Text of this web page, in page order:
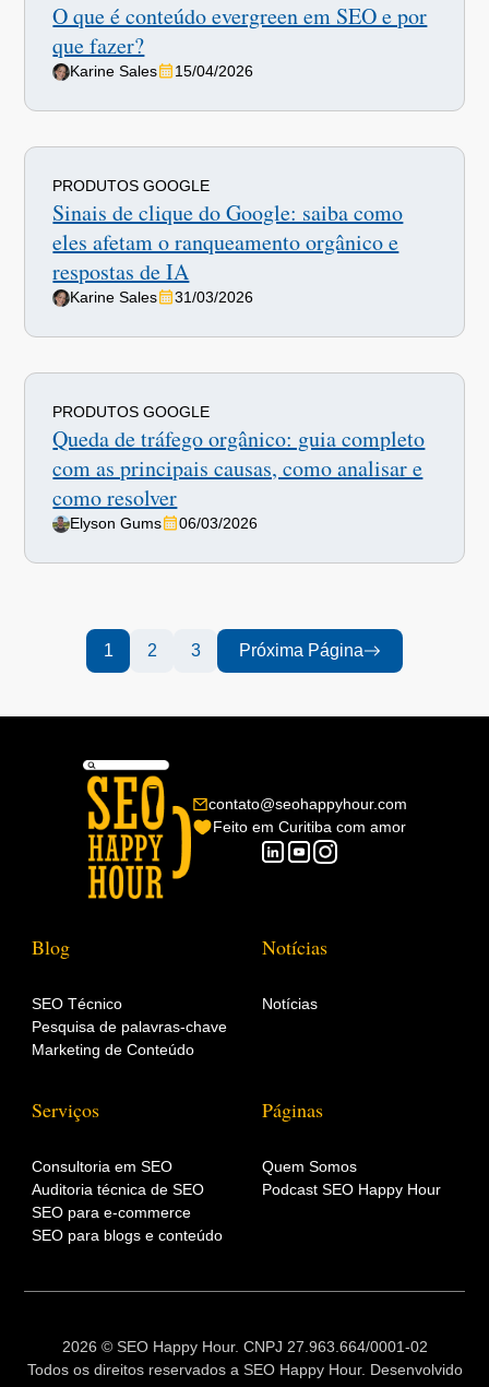
O que é conteúdo evergreen em SEO e por
que fazer?
Karine Sales 15/04/2026
PRODUTOS GOOGLE
Sinais de clique do Google: saiba como
eles afetam o ranqueamento orgânico e
respostas de IA
Karine Sales 31/03/2026
PRODUTOS GOOGLE
Queda de tráfego orgânico: guia completo
com as principais causas, como analisar e
como resolver
Elyson Gums 06/03/2026
1 2 3 Próxima Página
contato@seohappyhour.com
Feito em Curitiba com amor
Blog
SEO Técnico
Pesquisa de palavras-chave
Marketing de Conteúdo
Notícias
Notícias
Serviços
Consultoria em SEO
Auditoria técnica de SEO
SEO para e-commerce
SEO para blogs e conteúdo
Páginas
Quem Somos
Podcast SEO Happy Hour
2026 © SEO Happy Hour. CNPJ 27.963.664/0001-02
Todos os direitos reservados a SEO Happy Hour. Desenvolvido